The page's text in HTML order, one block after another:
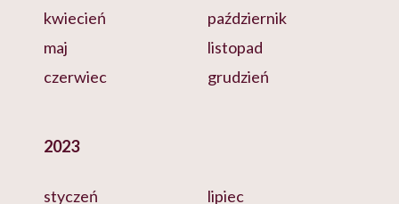
kwiecień
maj
czerwiec
październik
listopad
grudzień
2023
styczeń
lipiec